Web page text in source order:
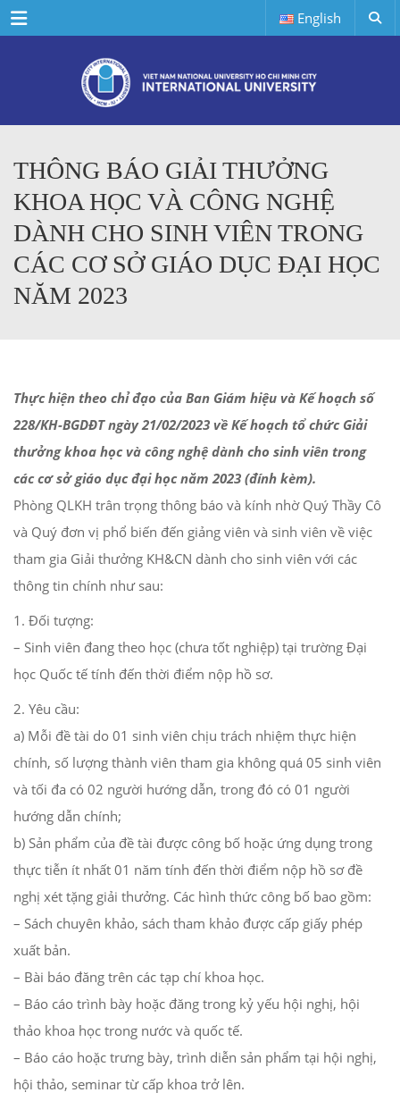
Menu English
THÔNG BÁO GIẢI THƯỞNG
KHOA HỌC VÀ CÔNG NGHỆ
DÀNH CHO SINH VIÊN TRONG
CÁC CƠ SỞ GIÁO DỤC ĐẠI HỌC
NĂM 2023
Thực hiện theo chỉ đạo của Ban Giám hiệu và Kế hoạch số
228/KH-BGDĐT ngày 21/02/2023 về Kế hoạch tổ chức Giải
thưởng khoa học và công nghệ dành cho sinh viên trong
các cơ sở giáo dục đại học năm 2023 (đính kèm).
Phòng QLKH trân trọng thông báo và kính nhờ Quý Thầy Cô
và Quý đơn vị phổ biến đến giảng viên và sinh viên về việc
tham gia Giải thưởng KH&CN dành cho sinh viên với các
thông tin chính như sau:
1. Đối tượng:
– Sinh viên đang theo học (chưa tốt nghiệp) tại trường Đại
học Quốc tế tính đến thời điểm nộp hồ sơ.
2. Yêu cầu:
a) Mỗi đề tài do 01 sinh viên chịu trách nhiệm thực hiện
chính, số lượng thành viên tham gia không quá 05 sinh viên
và tối đa có 02 người hướng dẫn, trong đó có 01 người
hướng dẫn chính;
b) Sản phẩm của đề tài được công bố hoặc ứng dụng trong
thực tiễn ít nhất 01 năm tính đến thời điểm nộp hồ sơ đề
nghị xét tặng giải thưởng. Các hình thức công bố bao gồm:
– Sách chuyên khảo, sách tham khảo được cấp giấy phép
xuất bản.
– Bài báo đăng trên các tạp chí khoa học.
– Báo cáo trình bày hoặc đăng trong kỷ yếu hội nghị, hội
thảo khoa học trong nước và quốc tế.
– Báo cáo hoặc trưng bày, trình diễn sản phẩm tại hội nghị,
hội thảo, seminar từ cấp khoa trở lên.